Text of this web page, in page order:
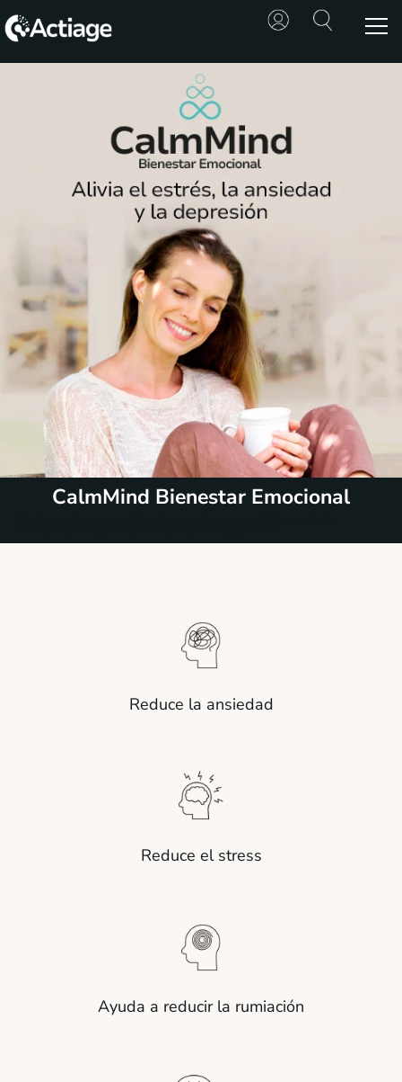
TRATAMIENTOS
RECURSOS
CalmMind Bienestar Emocional
Reduce la ansiedad
Reduce el stress
Ayuda a reducir la rumiación